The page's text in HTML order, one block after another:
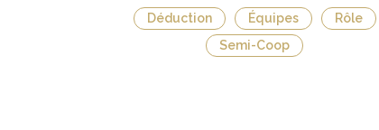
Déduction Équipes
Rôle
Semi-Coop